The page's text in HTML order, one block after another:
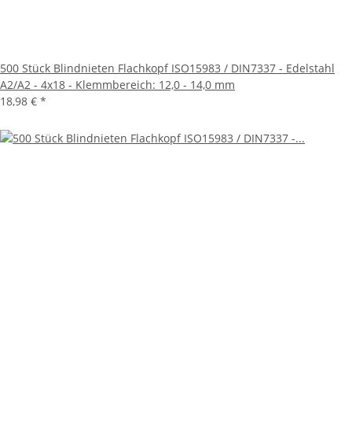
500 Stück Blindnieten Flachkopf ISO15983 / DIN7337 - Edelstahl
A2/A2 - 4x18 - Klemmbereich: 12,0 - 14,0 mm
18,98 € *